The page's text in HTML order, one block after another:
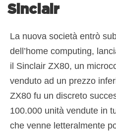
Sinclair
La nuova società entrò
dell’home computing,
il Sinclair ZX80, un
venduto ad un prezzo
ZX80 fu un discreto
100.000 unità vendute in
che venne letteralmente